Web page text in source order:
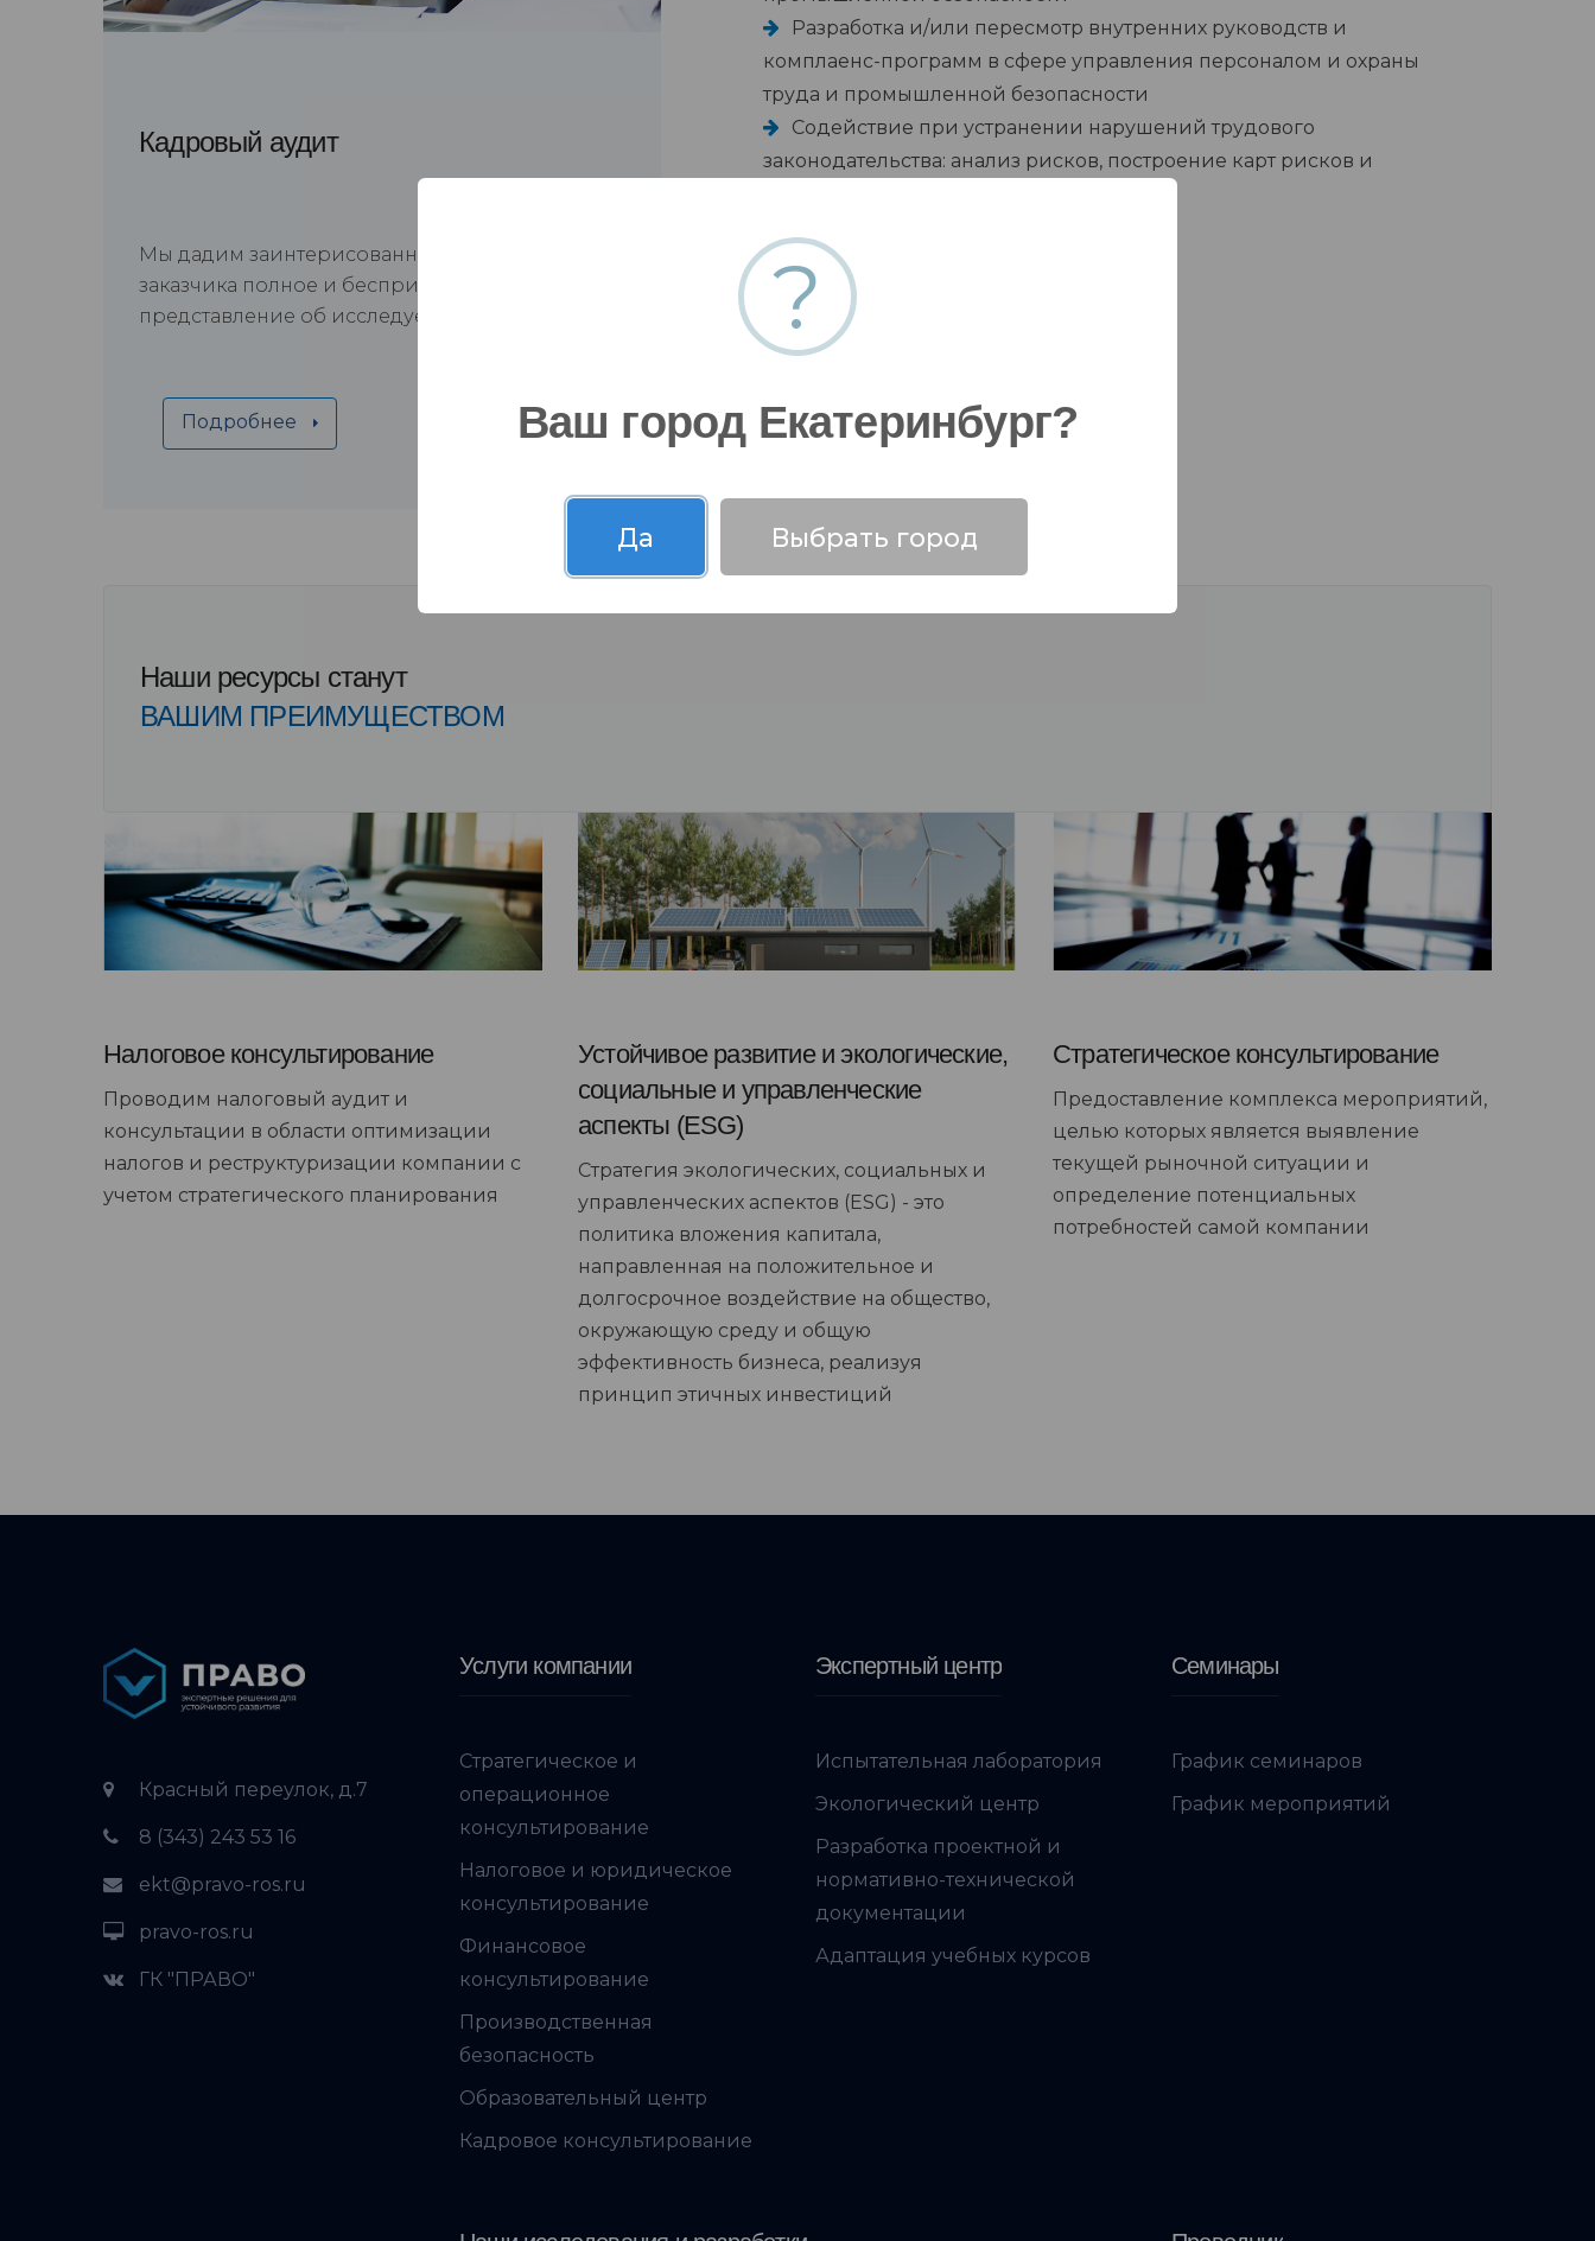
Кадровый аудит
Мы дадим заинтерисованной стороне
заказчика полное и беспристрастное
представление об исследуемом предприятии
Подробнее
Разработка и/или пересмотр внутренних руководств и
комплаенс-программ в сфере управления персоналом и охраны
труда и промышленной безопасности
Содействие при устранении нарушений трудового
законодательства: анализ рисков, построение карт рисков и
Наши ресурсы станут
ВАШИМ ПРЕИМУЩЕСТВОМ
Налоговое консультирование
Проводим налоговый аудит и
консультации в области оптимизации
налогов и реструктуризации компании с
учетом стратегического планирования
Устойчивое развитие и экологические,
социальные и управленческие
аспекты (ESG)
Стратегия экологических, социальных и
управленческих аспектов (ESG) - это
политика вложения капитала,
направленная на положительное и
долгосрочное воздействие на общество,
окружающую среду и общую
эффективность бизнеса, реализуя
принцип этичных инвестиций
Стратегическое консультирование
Предоставление комплекса мероприятий,
целью которых является выявление
текущей рыночной ситуации и
определение потенциальных
потребностей самой компании
Красный переулок, д.7
8 (343) 243 53 16
ekt@pravo-ros.ru
pravo-ros.ru
ГК "ПРАВО"
Услуги компании
Стратегическое и
операционное
консультирование
Налоговое и юридическое
консультирование
Финансовое
консультирование
Производственная
безопасность
Образовательный центр
Кадровое консультирование
Экспертный центр
Испытательная лаборатория
Экологический центр
Разработка проектной и
нормативно-технической
документации
Адаптация учебных курсов
Семинары
График семинаров
График мероприятий
?
Ваш город Екатеринбург?
Да Выбрать город